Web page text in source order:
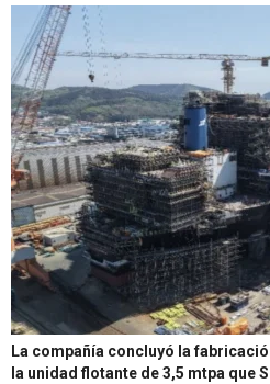
La compañía concluyó la
la unidad flotante de 3,5 mtpa que